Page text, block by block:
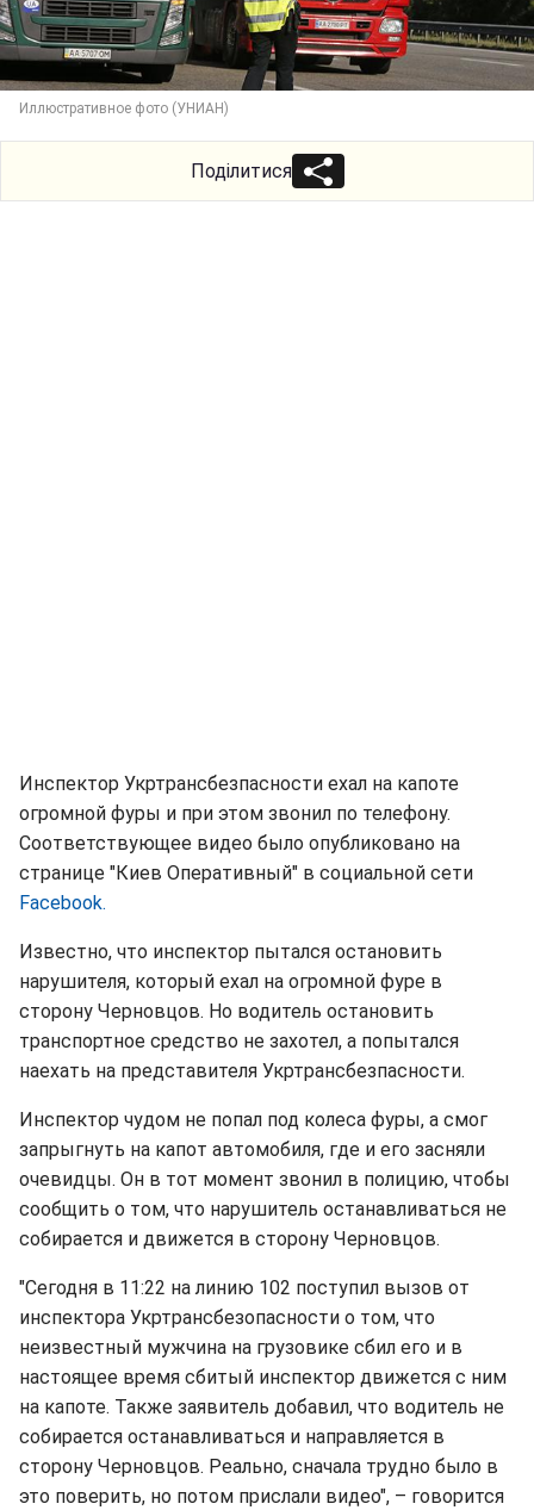
Иллюстративное фото (УНИАН)
Поділитися
Инспектор Укртрансбезпасности ехал на капоте
огромной фуры и при этом звонил по телефону.
Соответствующее видео было опубликовано на
странице "Киев Оперативный" в социальной сети
Facebook.
Известно, что инспектор пытался остановить
нарушителя, который ехал на огромной фуре в
сторону Черновцов. Но водитель остановить
транспортное средство не захотел, а попытался
наехать на представителя Укртрансбезпасности.
Инспектор чудом не попал под колеса фуры, а смог
запрыгнуть на капот автомобиля, где и его засняли
очевидцы. Он в тот момент звонил в полицию, чтобы
сообщить о том, что нарушитель останавливаться не
собирается и движется в сторону Черновцов.
"Сегодня в 11:22 на линию 102 поступил вызов от
инспектора Укртрансбезопасности о том, что
неизвестный мужчина на грузовике сбил его и в
настоящее время сбитый инспектор движется с ним
на капоте. Также заявитель добавил, что водитель не
собирается останавливаться и направляется в
сторону Черновцов. Реально, сначала трудно было в
это поверить, но потом прислали видео", – говорится